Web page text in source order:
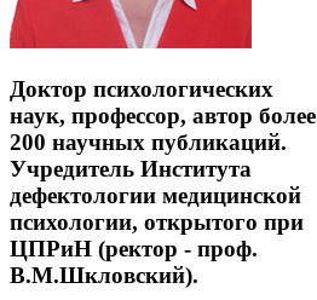
Доктор психологических
наук, профессор, автор более
200 научных публикаций.
Учредитель Института
дефектологии медицинской
психологии, открытого при
ЦПРиН (ректор - проф.
В.М.Шкловский).